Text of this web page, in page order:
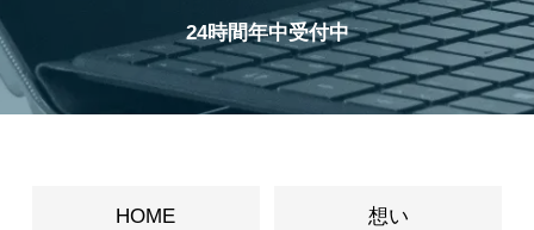
24時間年中受付中
HOME 想い